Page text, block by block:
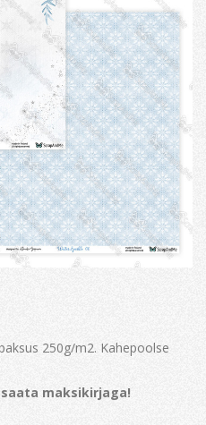
250g/m2. Kahepoolse
maksikirjaga!